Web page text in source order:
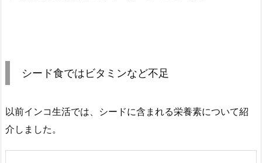
シード食ではビタミンなど不足
以前インコ生活では、シードに含まれる栄養素について紹
介しました。